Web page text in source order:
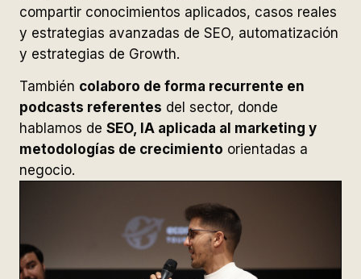
compartir conocimientos aplicados, casos reales
y estrategias avanzadas de SEO, automatización
y estrategias de Growth.
También colaboro de forma recurrente en
podcasts referentes del sector, donde
hablamos de SEO, IA aplicada al marketing y
metodologías de crecimiento orientadas a
negocio.